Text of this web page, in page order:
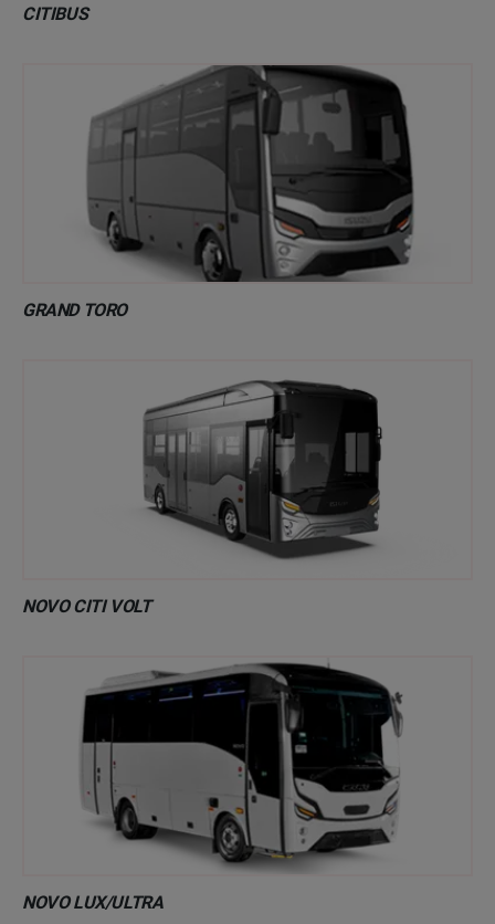
CITIBUS
GRAND TORO
NOVO CITI VOLT
NOVO LUX/ULTRA